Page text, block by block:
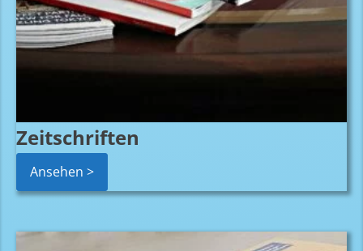
Zeitschriften
Ansehen >